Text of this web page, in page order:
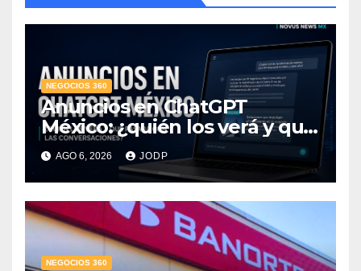
NEGOCIOS 360
Anuncios en ChatGPT
México: ¿quién los verá y qué
pasará con las
conversaciones?
AGO 6, 2026 JODP
NEGOCIOS 360